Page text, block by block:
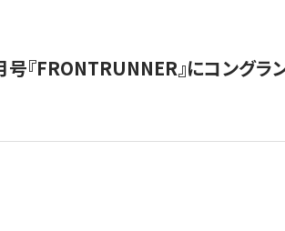
『FRONTRUNNER』にコングラ